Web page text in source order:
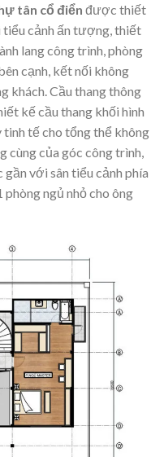
tân cổ điển được thiết
cảnh ấn tượng, thiết
lang công trình, phòng
cạnh, kết nối không
khách. Cầu thang thông
kế cầu thang khối hình
tinh tế cho tổng thể không
cùng của góc công trình,
với sân tiểu cảnh phía
phòng ngủ nhỏ cho ông